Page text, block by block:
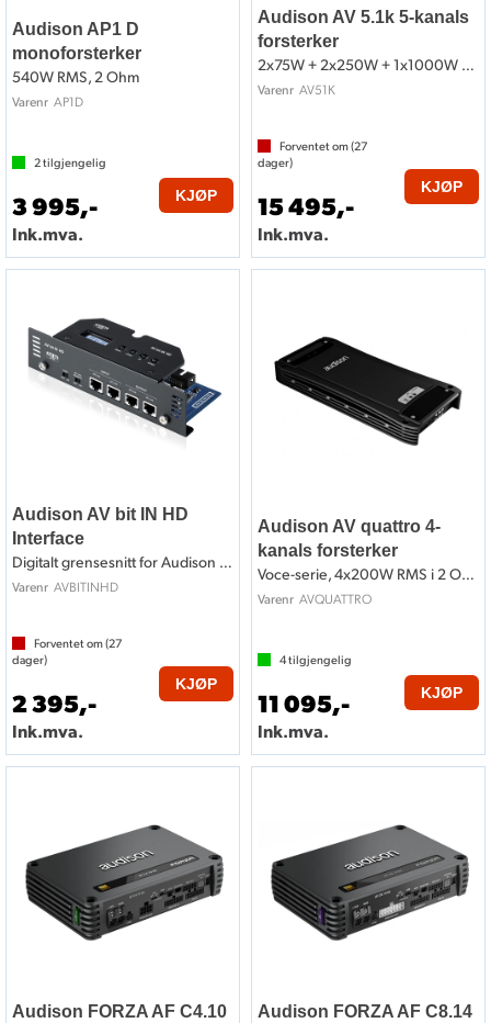
Audison AP1 D
monoforsterker
540W RMS, 2 Ohm
Varenr AP1D
2tilgjengelig
3 995,-
Ink.mva.
KJØP
Audison AV 5.1k 5-kanals
forsterker
2x75W + 2x250W + 1x1000W RMS
Varenr AV51K
Forventet om (27
dager)
15 495,-
Ink.mva.
KJØP
Audison AV bit IN HD
Interface
Digitalt grensesnitt for Audison VOCE
Varenr AVBITINHD
Forventet om (27
dager)
2 395,-
Ink.mva.
KJØP
Audison AV quattro 4-
kanals forsterker
Voce-serie, 4x200W RMS i 2 Ohm, Hi-Res
Varenr AVQUATTRO
4tilgjengelig
11 095,-
Ink.mva.
KJØP
Audison FORZA AF C4.10
Audison FORZA AF C8.14